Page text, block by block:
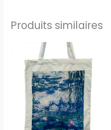
Produits similaires
TOTE
NYMPHEAS